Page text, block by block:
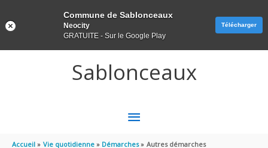
Sablonceaux
MENU
PRINCIPAL
Accueil Vie quotidienne Démarches Autres démarches
Commune de Sablonceaux
Neocity
GRATUITE - Sur le Google Play
Télécharger